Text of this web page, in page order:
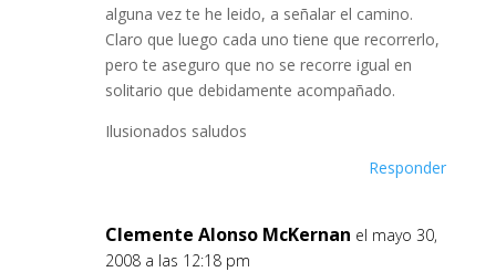
alguna vez te he leido, a señalar el camino.
Claro que luego cada uno tiene que recorrerlo,
pero te aseguro que no se recorre igual en
solitario que debidamente acompañado.
Ilusionados saludos
Responder
Clemente Alonso McKernan el mayo 30,
2008 a las 12:18 pm